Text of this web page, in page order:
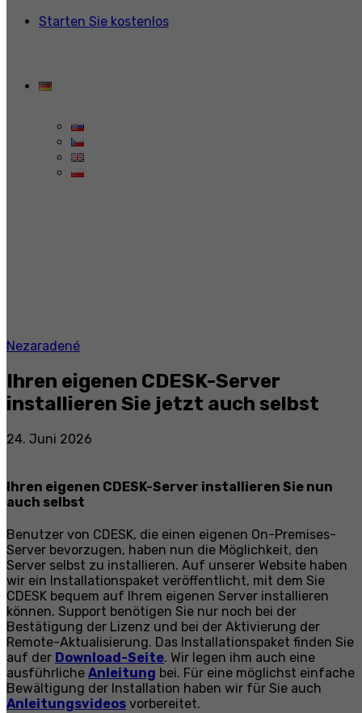
Starten Sie kostenlos
Nezaradené
Ihren eigenen CDESK-Server
installieren Sie jetzt auch selbst
24. Juni 2026
Ihren eigenen CDESK-Server installieren Sie nun
auch selbst
Benutzer von CDESK, die einen eigenen On-Premises-
Server bevorzugen, haben nun die Möglichkeit, den
Server selbst zu installieren. Auf unserer Website haben
wir ein Installationspaket veröffentlicht, mit dem Sie
CDESK bequem auf Ihrem eigenen Server installieren
können. Support benötigen Sie nur noch bei der
Bestätigung der Lizenz und bei der Aktivierung der
Remote-Aktualisierung. Das Installationspaket finden Sie
auf der Download-Seite. Wir legen ihm auch eine
ausführliche Anleitung bei. Für eine möglichst einfache
Bewältigung der Installation haben wir für Sie auch
Anleitungsvideos vorbereitet.